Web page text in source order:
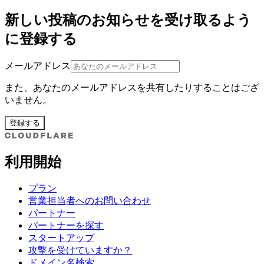
新しい投稿のお知らせを受け取るよう
に登録する
メールアドレス
また、あなたのメールアドレスを共有したりすることはござ
いません。
登録する
利用開始
プラン
営業担当者へのお問い合わせ
パートナー
パートナーを探す
スタートアップ
攻撃を受けていますか？